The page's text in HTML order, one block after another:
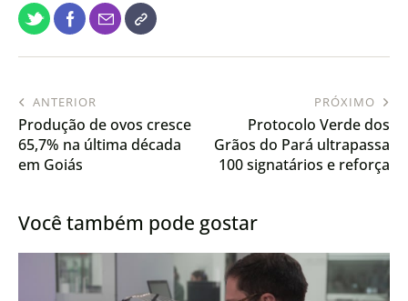
ANTERIOR
Produção de ovos cresce
65,7% na última década
em Goiás
PRÓXIMO
Protocolo Verde dos
Grãos do Pará ultrapassa
100 signatários e reforça
Você também pode gostar